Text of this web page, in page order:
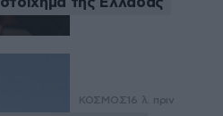
ΚΟΣΜΟΣ 16 λ. πριν